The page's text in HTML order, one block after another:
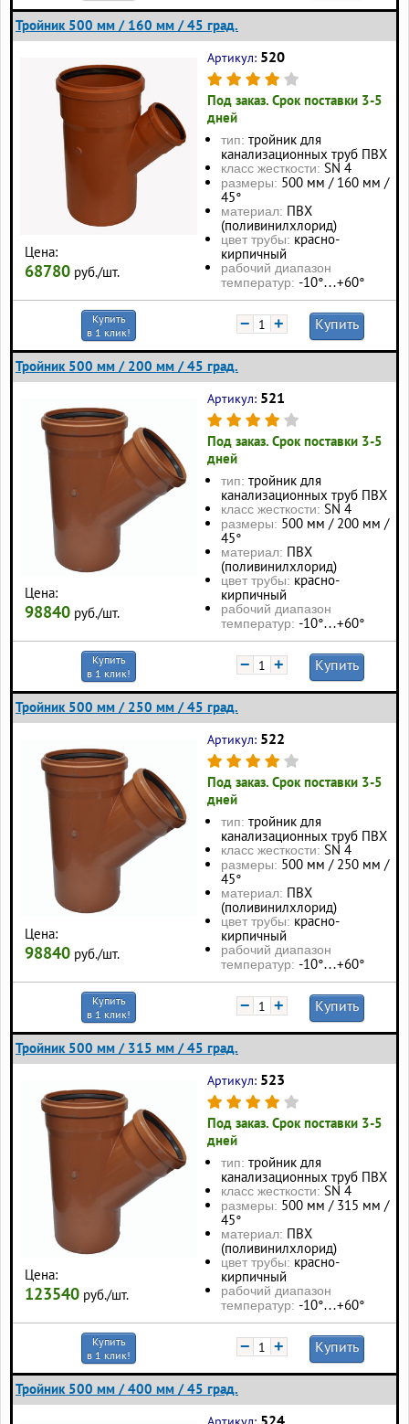
Тройник 500 мм / 160 мм / 45 град.
Цена:
68780 руб./шт.
Артикул: 520
Под заказ. Срок поставки 3-5
дней
тип: тройник для
канализационных труб ПВХ
класс жесткости: SN 4
размеры: 500 мм / 160 мм /
45°
материал: ПВХ
(поливинилхлорид)
цвет трубы: красно-
кирпичный
рабочий диапазон
температур: -10°…+60°
Купить
в 1 клик!
− + Купить
Тройник 500 мм / 200 мм / 45 град.
Цена:
98840 руб./шт.
Артикул: 521
Под заказ. Срок поставки 3-5
дней
тип: тройник для
канализационных труб ПВХ
класс жесткости: SN 4
размеры: 500 мм / 200 мм /
45°
материал: ПВХ
(поливинилхлорид)
цвет трубы: красно-
кирпичный
рабочий диапазон
температур: -10°…+60°
Купить
в 1 клик!
− + Купить
Тройник 500 мм / 250 мм / 45 град.
Цена:
98840 руб./шт.
Артикул: 522
Под заказ. Срок поставки 3-5
дней
тип: тройник для
канализационных труб ПВХ
класс жесткости: SN 4
размеры: 500 мм / 250 мм /
45°
материал: ПВХ
(поливинилхлорид)
цвет трубы: красно-
кирпичный
рабочий диапазон
температур: -10°…+60°
Купить
в 1 клик!
− + Купить
Тройник 500 мм / 315 мм / 45 град.
Цена:
123540 руб./шт.
Артикул: 523
Под заказ. Срок поставки 3-5
дней
тип: тройник для
канализационных труб ПВХ
класс жесткости: SN 4
размеры: 500 мм / 315 мм /
45°
материал: ПВХ
(поливинилхлорид)
цвет трубы: красно-
кирпичный
рабочий диапазон
температур: -10°…+60°
Купить
в 1 клик!
− + Купить
Тройник 500 мм / 400 мм / 45 град.
524